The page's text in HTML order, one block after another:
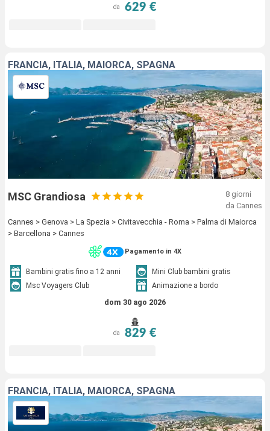
da 629 €
FRANCIA, ITALIA, MAIORCA, SPAGNA
MSC Grandiosa
8 giorni
da Cannes
Cannes > Genova > La Spezia > Civitavecchia - Roma > Palma di Maiorca
> Barcellona > Cannes
Pagamento in 4X
Bambini gratis fino a 12 anni
Mini Club bambini gratis
Msc Voyagers Club
Animazione a bordo
dom 30 ago 2026
da 829 €
FRANCIA, ITALIA, MAIORCA, SPAGNA